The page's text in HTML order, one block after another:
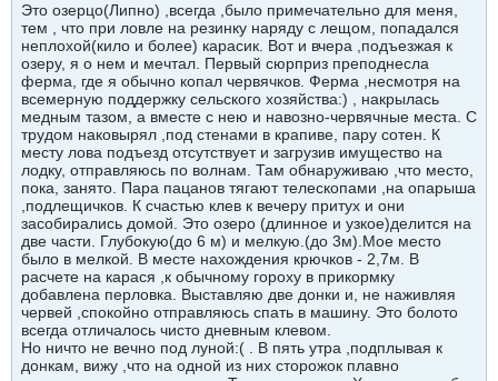
Это озерцо(Липно) ,всегда ,было примечательно для меня,
тем , что при ловле на резинку наряду с лещом, попадался
неплохой(кило и более) карасик. Вот и вчера ,подъезжая к
озеру, я о нем и мечтал. Первый сюрприз преподнесла
ферма, где я обычно копал червячков. Ферма ,несмотря на
всемерную поддержку сельского хозяйства:) , накрылась
медным тазом, а вместе с нею и навозно-червячные места. С
трудом наковырял ,под стенами в крапиве, пару сотен. К
месту лова подъезд отсутствует и загрузив имущество на
лодку, отправляюсь по волнам. Там обнаруживаю ,что место,
пока, занято. Пара пацанов тягают телескопами ,на опарыша
,подлещичков. К счастью клев к вечеру притух и они
засобирались домой. Это озеро (длинное и узкое)делится на
две части. Глубокую(до 6 м) и мелкую.(до 3м).Мое место
было в мелкой. В месте нахождения крючков - 2,7м. В
расчете на карася ,к обычному гороху в прикормку
добавлена перловка. Выставляю две донки и, не наживляя
червей ,спокойно отправляюсь спать в машину. Это болото
всегда отличалось чисто дневным клевом.
Но ничто не вечно под луной:( . В пять утра ,подплывая к
донкам, вижу ,что на одной из них сторожок плавно